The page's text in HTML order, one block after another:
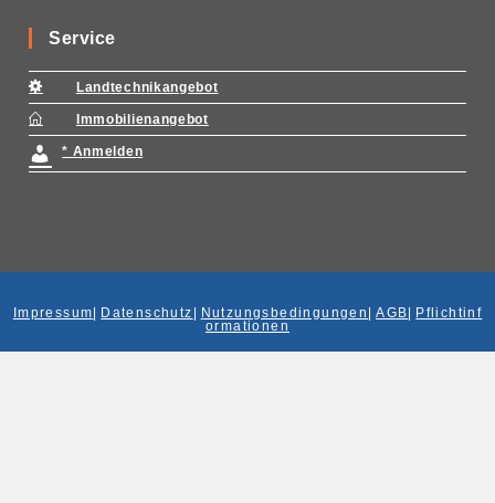
Service
Landtechnikangebot
Immobilienangebot
* Anmelden
Impressum Datenschutz Nutzungsbedingungen |AGB
Pflichtinf
ormationen